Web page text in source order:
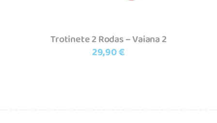
Trotinete 2 Rodas – Vaiana 2
29,90€